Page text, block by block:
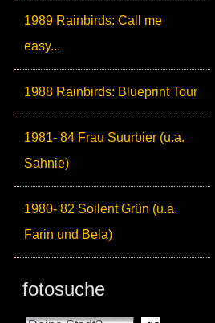
1989 Rainbirds: Call me
easy...
1988 Rainbirds: Blueprint Tour
1981- 84 Frau Suurbier (u.a.
Sahnie)
1980- 82 Soilent Grün (u.a.
Farin und Bela)
fotosuche